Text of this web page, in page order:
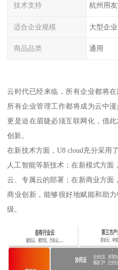
技术支持 杭州用
适合企业规模 大型企业
商品品类 通用
云时代已经来临，所有企业都将
所有企业管理工作都将成为云中
更是迫在眉睫必须互联网化，借
创新。
在新技术方面，U8 cloud充分采用
人工智能等新技术；在新模式方面
云、专属云的部署；在新商业方面
商业创新，能够很好地赋能和助
级。